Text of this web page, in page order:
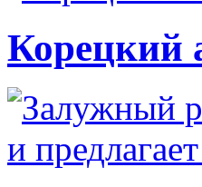
Корецкий